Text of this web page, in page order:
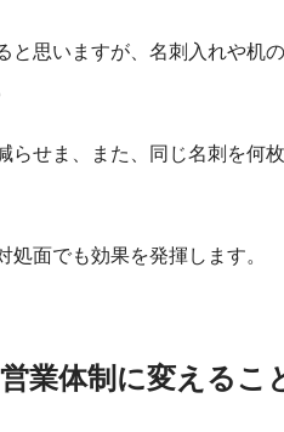
思いますが、名刺入れや机
せま、また、同じ名刺を何
面でも効果を発揮します。
業体制に変えるこ